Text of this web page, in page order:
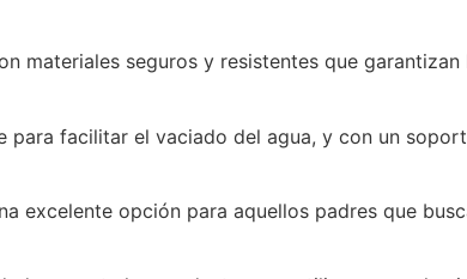
materiales seguros y resistentes que
para facilitar el vaciado del agua, y con un
excelente opción para aquellos padres que